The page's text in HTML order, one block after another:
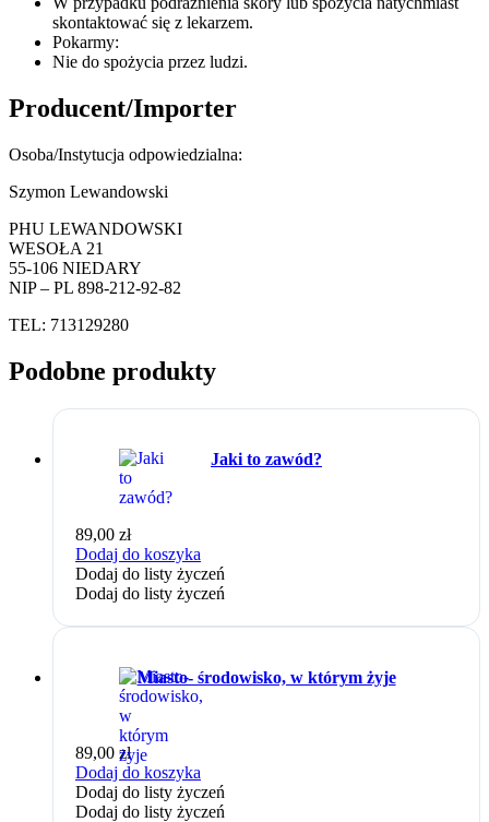
skontaktować się z lekarzem.
Pokarmy:
Nie do spożycia przez ludzi.
Producent/Importer
Osoba/Instytucja odpowiedzialna:
Szymon Lewandowski
PHU LEWANDOWSKI
WESOŁA 21
55-106 NIEDARY
NIP – PL 898-212-92-82
TEL: 713129280
Podobne produkty
Jaki to zawód?
89,00 zł
Dodaj do koszyka
Dodaj do listy życzeń
Dodaj do listy życzeń
Miasto- środowisko, w którym żyje
89,00 zł
Dodaj do koszyka
Dodaj do listy życzeń
Dodaj do listy życzeń